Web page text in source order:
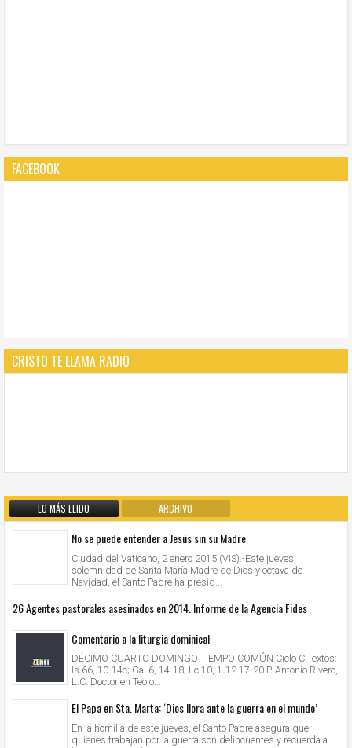
FACEBOOK
CRISTO TE LLAMA RADIO
LO MÁS LEIDO ARCHIVO
No se puede entender a Jesús sin su Madre
Ciudad del Vaticano, 2 enero 2015 (VIS).-Este jueves,
solemnidad de Santa María Madre de Dios y octava de
Navidad, el Santo Padre ha presid...
26 Agentes pastorales asesinados en 2014. Informe de la Agencia Fides
Comentario a la liturgia dominical
DÉCIMO CUARTO DOMINGO TIEMPO COMÚN Ciclo C Textos:
Is 66, 10-14c; Gal 6, 14-18; Lc 10, 1-12.17-20 P. Antonio Rivero,
L.C. Doctor en Teolo...
El Papa en Sta. Marta: ‘Dios llora ante la guerra en el mundo’
En la homilía de este jueves, el Santo Padre asegura que
quienes trabajan por la guerra son delincuentes y recuerda a